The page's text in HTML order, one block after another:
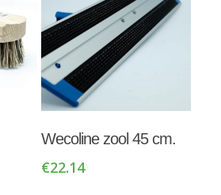
Winkelwagen
Wecoline zool 45 cm.
€22.14